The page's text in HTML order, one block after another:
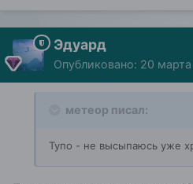
Эдуард
Опубликовано: 20
метеор писал:
Тупо - не высыпаюсь уже